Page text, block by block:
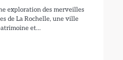
exploration des merveilles
de La Rochelle, une ville
et…